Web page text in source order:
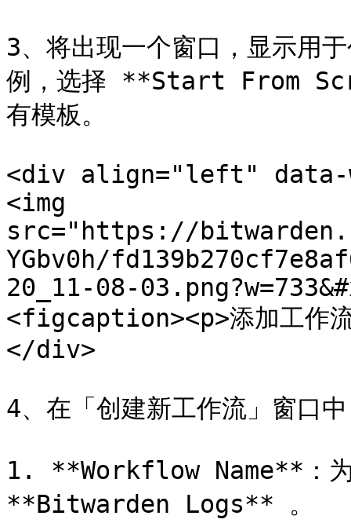
3、将出现一个窗口，显示用
例，选择 **Start From
有模板。
<div align="left" data-
<img
src="https://
YGbv0h/
20_11-08-
<figcaption><p>添加工
</div>
4、在「创建新工作流」窗口
1. **Workflow Name**：为
**Bitwarden Logs** 。